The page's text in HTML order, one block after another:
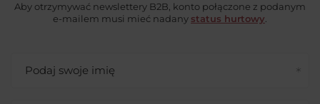
Aby otrzymywać newslettery B2B, konto połączone z podanym
e-mailem musi mieć nadany status hurtowy.
Podaj swoje imię